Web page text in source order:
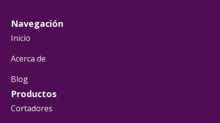
Navegación
Inicio
Acerca de
Blog
Productos
Cortadores